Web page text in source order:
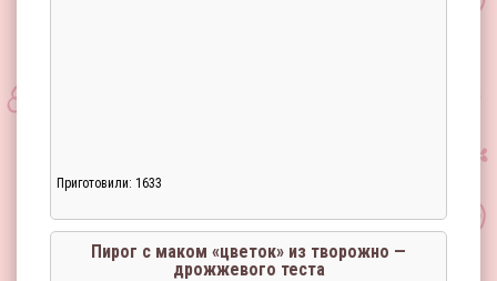
Приготовили: 1633
Пирог с маком «цветок» из творожно —
дрожжевого теста